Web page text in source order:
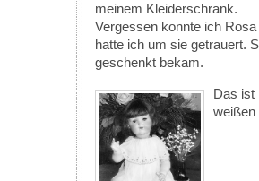
meinem Kleiderschrank.
Vergessen konnte ich
hatte ich um sie getrauert.
geschenkt bekam.
Das ist
weißen